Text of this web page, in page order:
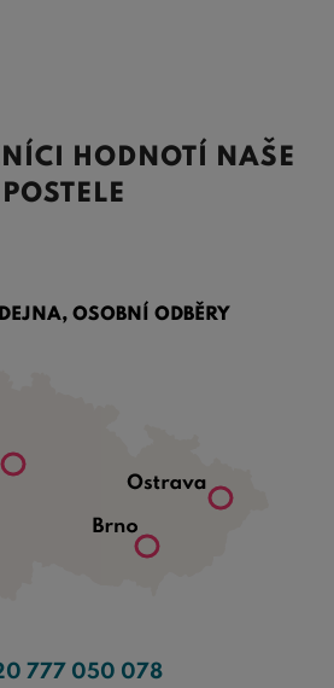
HODNOTÍ NAŠE
POSTELE
OSOBNÍ ODBĚRY
777 050 078